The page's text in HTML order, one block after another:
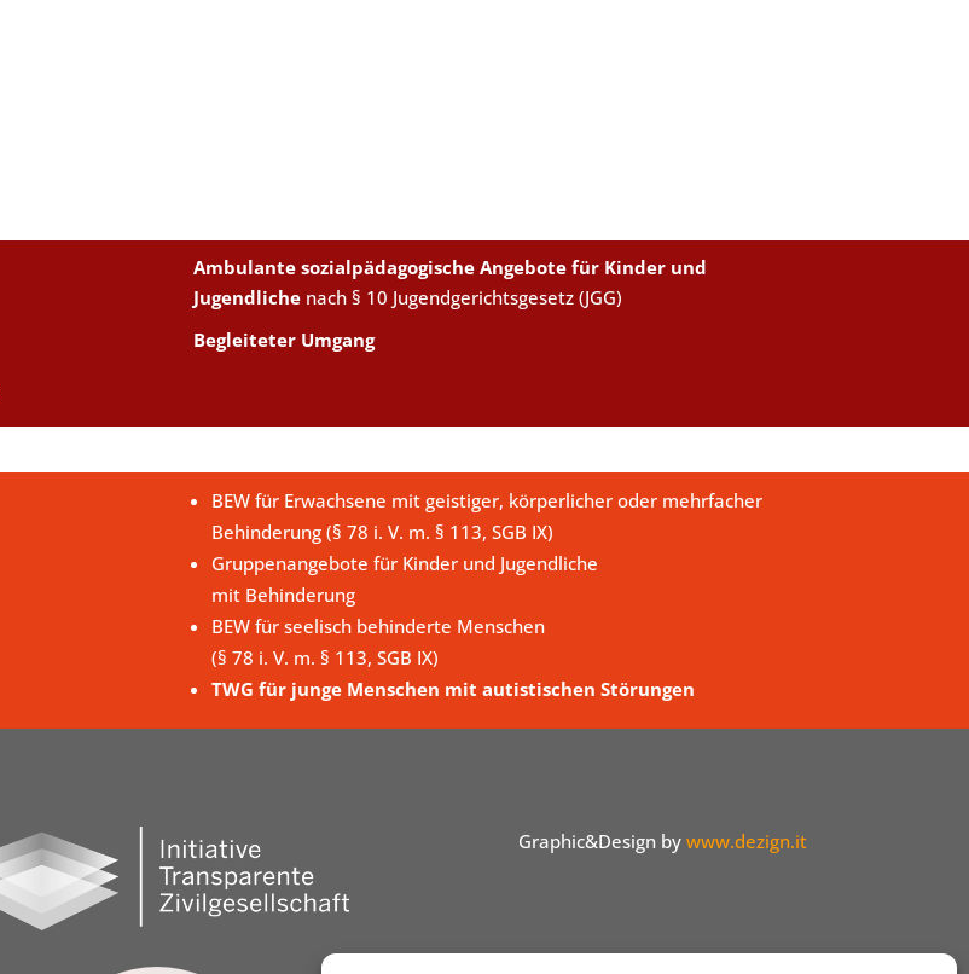
Ambulante sozialpädagogische Angebote für Kinder und
Jugendliche nach § 10 Jugendgerichtsgesetz (JGG)
Begleiteter Umgang
BEW für Erwachsene mit geistiger, körperlicher oder mehrfacher
Behinderung (§ 78 i. V. m. § 113, SGB IX)
Gruppenangebote für Kinder und Jugendliche
mit Behinderung
BEW für seelisch behinderte Menschen
(§ 78 i. V. m. § 113, SGB IX)
TWG für junge Menschen mit autistischen Störungen
Graphic&Design by www.dezign.it